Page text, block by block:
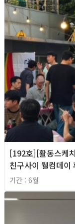
[192호][활동스케
친구사이 웰컴데이
기간 : 6월